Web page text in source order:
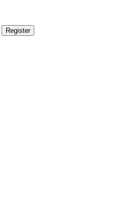
Register